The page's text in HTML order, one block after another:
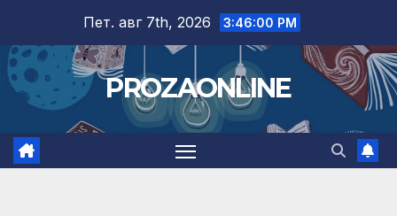
content
Пет. авг 7th, 2026 3:46:01 PM
PROZAONLINE